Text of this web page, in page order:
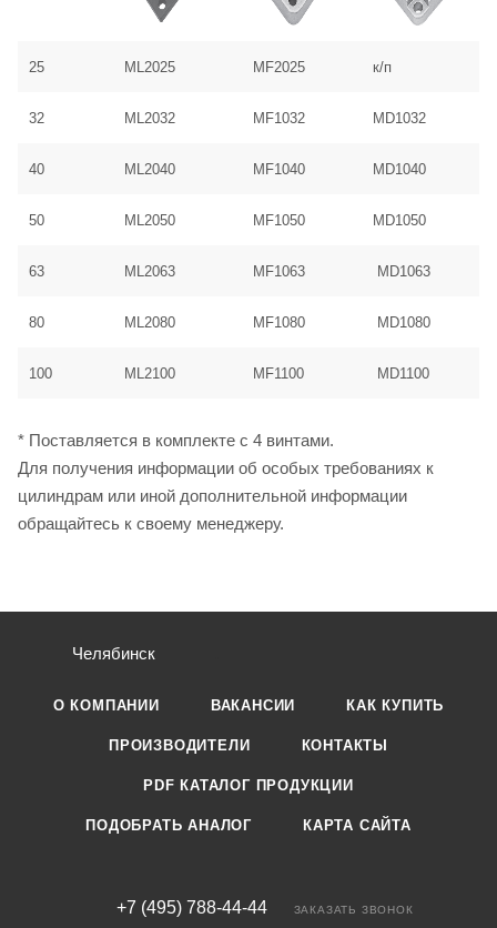
25 ML2025 MF2025 к/п
32 ML2032 MF1032 MD1032
40 ML2040 MF1040 MD1040
50 ML2050 MF1050 MD1050
63 ML2063 MF1063 MD1063
80 ML2080 MF1080 MD1080
100 ML2100 MF1100 MD1100
* Поставляется в комплекте с 4 винтами.
Для получения информации об особых требованиях к
цилиндрам или иной дополнительной информации
обращайтесь к своему менеджеру.
Челябинск
О КОМПАНИИ ВАКАНСИИ КАК КУПИТЬ
ПРОИЗВОДИТЕЛИ КОНТАКТЫ
PDF КАТАЛОГ ПРОДУКЦИИ
ПОДОБРАТЬ АНАЛОГ КАРТА САЙТА
+7 (495) 788-44-44 ЗАКАЗАТЬ ЗВОНОК